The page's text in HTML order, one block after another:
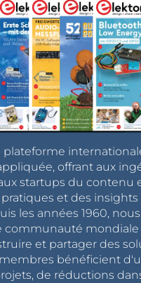
plateforme
offrant aux
startups du contenu
et des insights
les années 1960,
communauté mondiale
et partager des
bénéficient
de réductions